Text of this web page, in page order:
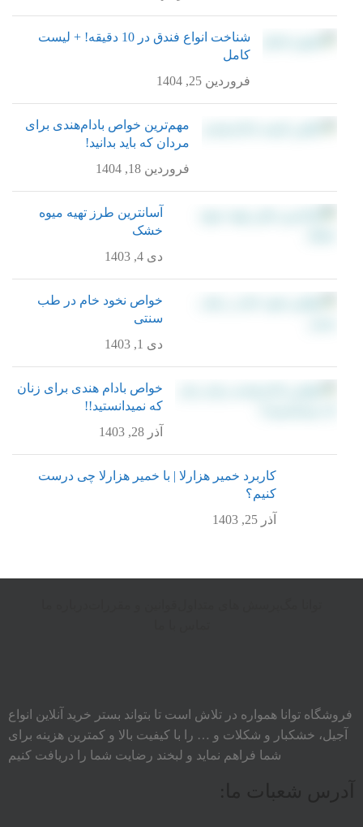
شناخت انواع فندق در 10 دقیقه! + لیست
کامل
فروردین 25, 1404
مهم‌ترین خواص بادام‌هندی برای
مردان که باید بدانید!
فروردین 18, 1404
آسانترین طرز تهیه میوه
خشک
دی 4, 1403
خواص نخود خام در طب
سنتی
دی 1, 1403
خواص بادام هندی برای زنان
که نمیدانستید!!
آذر 28, 1403
کاربرد خمیر هزارلا | با خمیر هزارلا چی درست
کنیم؟
آذر 25, 1403
فروشگاه توانا همواره در تلاش است تا بتواند بستر خرید آنلاین انواع
آجیل، خشکبار و شکلات و … را با کیفیت بالا و کمترین هزینه برای
شما فراهم نماید و لبخند رضایت شما را دریافت کنیم